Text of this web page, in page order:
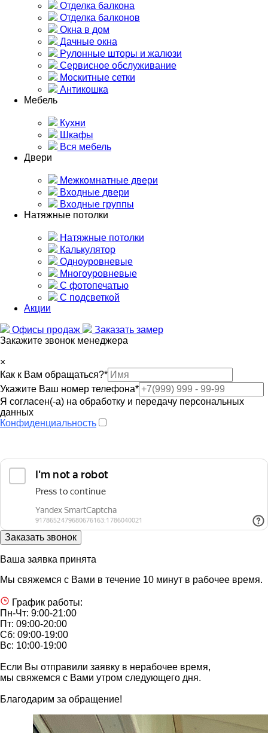
Отделка балкона
Отделка балконов
Окна в дом
Дачные окна
Рулонные шторы и жалюзи
Сервисное обслуживание
Москитные сетки
Антикошка
Мебель
Кухни
Шкафы
Вся мебель
Двери
Межкомнатные двери
Входные двери
Входные группы
Натяжные потолки
Натяжные потолки
Калькулятор
Одноуровневые
Многоуровневые
С фотопечатью
С подсветкой
Акции
Офисы продаж
Заказать замер
Закажите звонок менеджера
×
Как к Вам обращаться?*
Укажите Ваш номер телефона*
Я согласен(-а) на обработку и передачу персональных
данных
Конфиденциальность
Ваша заявка принята
Мы свяжемся с Вами в течение 10 минут в рабочее время.
График работы:
Пн-Чт: 9:00-21:00
Пт: 09:00-20:00
Сб: 09:00-19:00
Вс: 10:00-19:00
Если Вы отправили заявку в нерабочее время,
мы свяжемся с Вами утром следующего дня.
Благодарим за обращение!